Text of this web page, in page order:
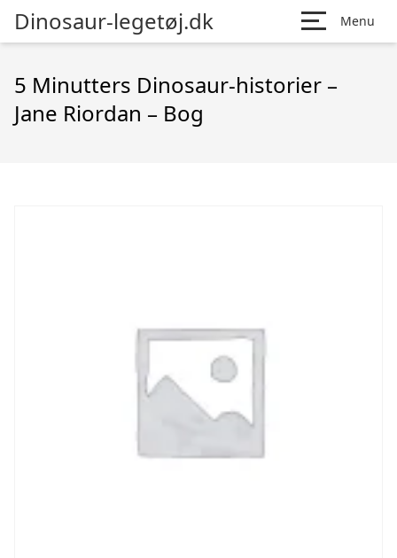
Dinosaur-legetøj.dk Menu
5 Minutters Dinosaur-historier –
Jane Riordan – Bog